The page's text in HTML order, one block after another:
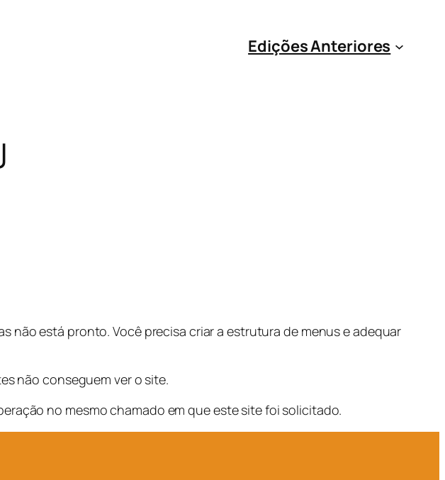
Edições Anteriores
não está pronto. Você precisa criar a estrutura de menus e adequar
não conseguem ver o site.
no mesmo chamado em que este site foi solicitado.